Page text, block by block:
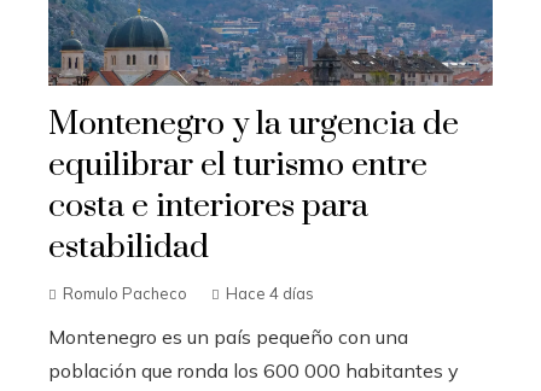
Montenegro y la urgencia de
equilibrar el turismo entre
costa e interiores para
estabilidad
Romulo Pacheco Hace 4 días
Montenegro es un país pequeño con una
población que ronda los 600 000 habitantes y